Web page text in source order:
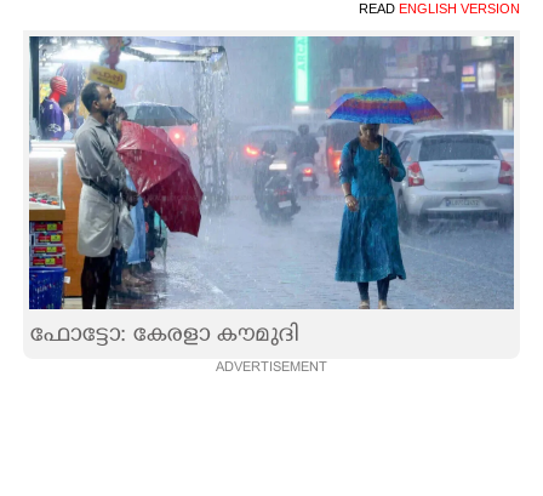
SPIRITUAL
INFO+
ART
ASTRO
READ ENGLISH VERSION
ഫോട്ടോ: കേരളാ കൗമുദി
ADVERTISEMENT